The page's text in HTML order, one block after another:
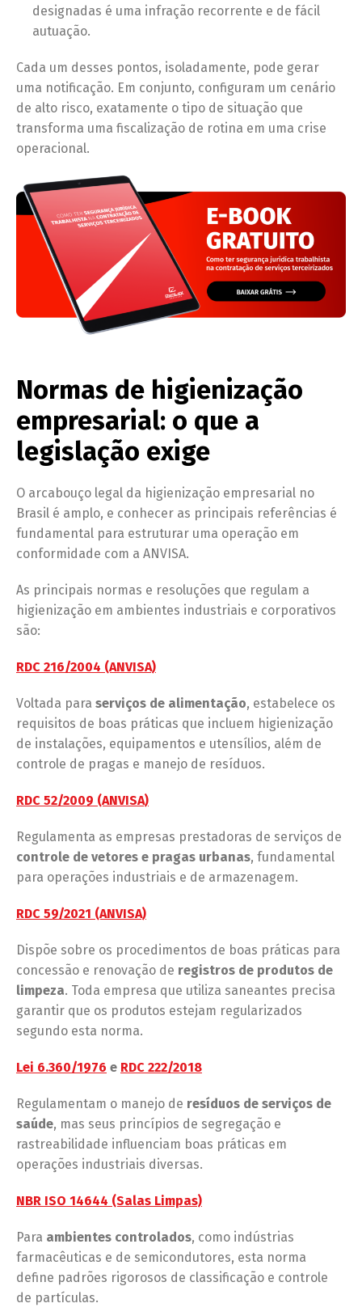
designadas é uma infração recorrente e de fácil
autuação.
Cada um desses pontos, isoladamente, pode gerar
uma notificação. Em conjunto, configuram um cenário
de alto risco, exatamente o tipo de situação que
transforma uma fiscalização de rotina em uma crise
operacional.
Normas de higienização
empresarial: o que a
legislação exige
O arcabouço legal da higienização empresarial no
Brasil é amplo, e conhecer as principais referências é
fundamental para estruturar uma operação em
conformidade com a ANVISA.
As principais normas e resoluções que regulam a
higienização em ambientes industriais e corporativos
são:
RDC 216/2004 (ANVISA)
Voltada para serviços de alimentação, estabelece os
requisitos de boas práticas que incluem higienização
de instalações, equipamentos e utensílios, além de
controle de pragas e manejo de resíduos.
RDC 52/2009 (ANVISA)
Regulamenta as empresas prestadoras de serviços de
controle de vetores e pragas urbanas, fundamental
para operações industriais e de armazenagem.
RDC 59/2021 (ANVISA)
Dispõe sobre os procedimentos de boas práticas para
concessão e renovação de registros de produtos de
limpeza. Toda empresa que utiliza saneantes precisa
garantir que os produtos estejam regularizados
segundo esta norma.
Lei 6.360/1976 e RDC 222/2018
Regulamentam o manejo de resíduos de serviços de
saúde, mas seus princípios de segregação e
rastreabilidade influenciam boas práticas em
operações industriais diversas.
NBR ISO 14644 (Salas Limpas)
Para ambientes controlados, como indústrias
farmacêuticas e de semicondutores, esta norma
define padrões rigorosos de classificação e controle
de partículas.